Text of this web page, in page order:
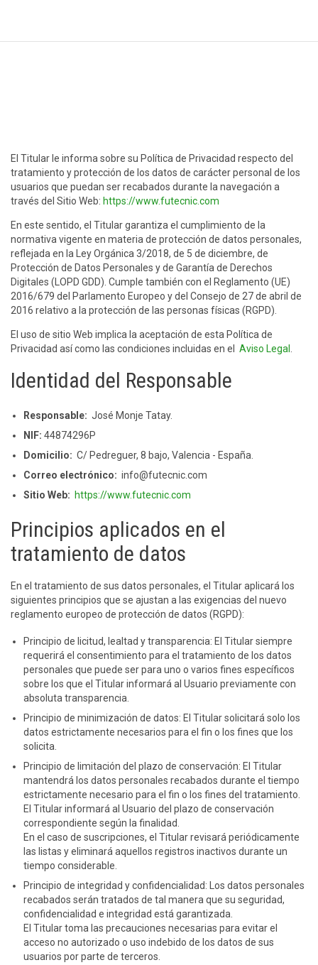
El Titular le informa sobre su Política de Privacidad respecto del
tratamiento y protección de los datos de carácter personal de los
usuarios que puedan ser recabados durante la navegación a
través del Sitio Web: https://www.futecnic.com
En este sentido, el Titular garantiza el cumplimiento de la
normativa vigente en materia de protección de datos personales,
reflejada en la Ley Orgánica 3/2018, de 5 de diciembre, de
Protección de Datos Personales y de Garantía de Derechos
Digitales (LOPD GDD). Cumple también con el Reglamento (UE)
2016/679 del Parlamento Europeo y del Consejo de 27 de abril de
2016 relativo a la protección de las personas físicas (RGPD).
El uso de sitio Web implica la aceptación de esta Política de
Privacidad así como las condiciones incluidas en el Aviso Legal
Identidad del Responsable
Responsable: José Monje Tatay.
NIF: 44874296P
Domicilio: C/ Pedreguer, 8 bajo, Valencia - España.
Correo electrónico: info@futecnic.com
Sitio Web: https://www.futecnic.com
Principios aplicados en el
tratamiento de datos
En el tratamiento de sus datos personales, el Titular aplicará los
siguientes principios que se ajustan a las exigencias del nuevo
reglamento europeo de protección de datos (RGPD):
Principio de licitud, lealtad y transparencia: El Titular siempre
requerirá el consentimiento para el tratamiento de los datos
personales que puede ser para uno o varios fines específicos
sobre los que el Titular informará al Usuario previamente con
absoluta transparencia.
Principio de minimización de datos: El Titular solicitará solo los
datos estrictamente necesarios para el fin o los fines que los
solicita.
Principio de limitación del plazo de conservación: El Titular
mantendrá los datos personales recabados durante el tiempo
estrictamente necesario para el fin o los fines del tratamiento.
El Titular informará al Usuario del plazo de conservación
correspondiente según la finalidad.
En el caso de suscripciones, el Titular revisará periódicamente
las listas y eliminará aquellos registros inactivos durante un
tiempo considerable.
Principio de integridad y confidencialidad: Los datos personales
recabados serán tratados de tal manera que su seguridad,
confidencialidad e integridad está garantizada.
El Titular toma las precauciones necesarias para evitar el
acceso no autorizado o uso indebido de los datos de sus
usuarios por parte de terceros.